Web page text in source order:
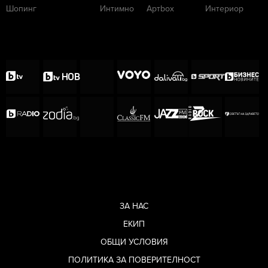
първото нещо, което ме накара да се
„Другарите от войната само може да се
радват, че избра майка си“ – написа друга,
можете да прочетете тук:
(ВИДЕО)
Шопинг
Интимно
Артbox
Интериор
ЗА НАС
ЕКИП
ОБЩИ УСЛОВИЯ
ПОЛИТИКА ЗА ПОВЕРИТЕЛНОСТ